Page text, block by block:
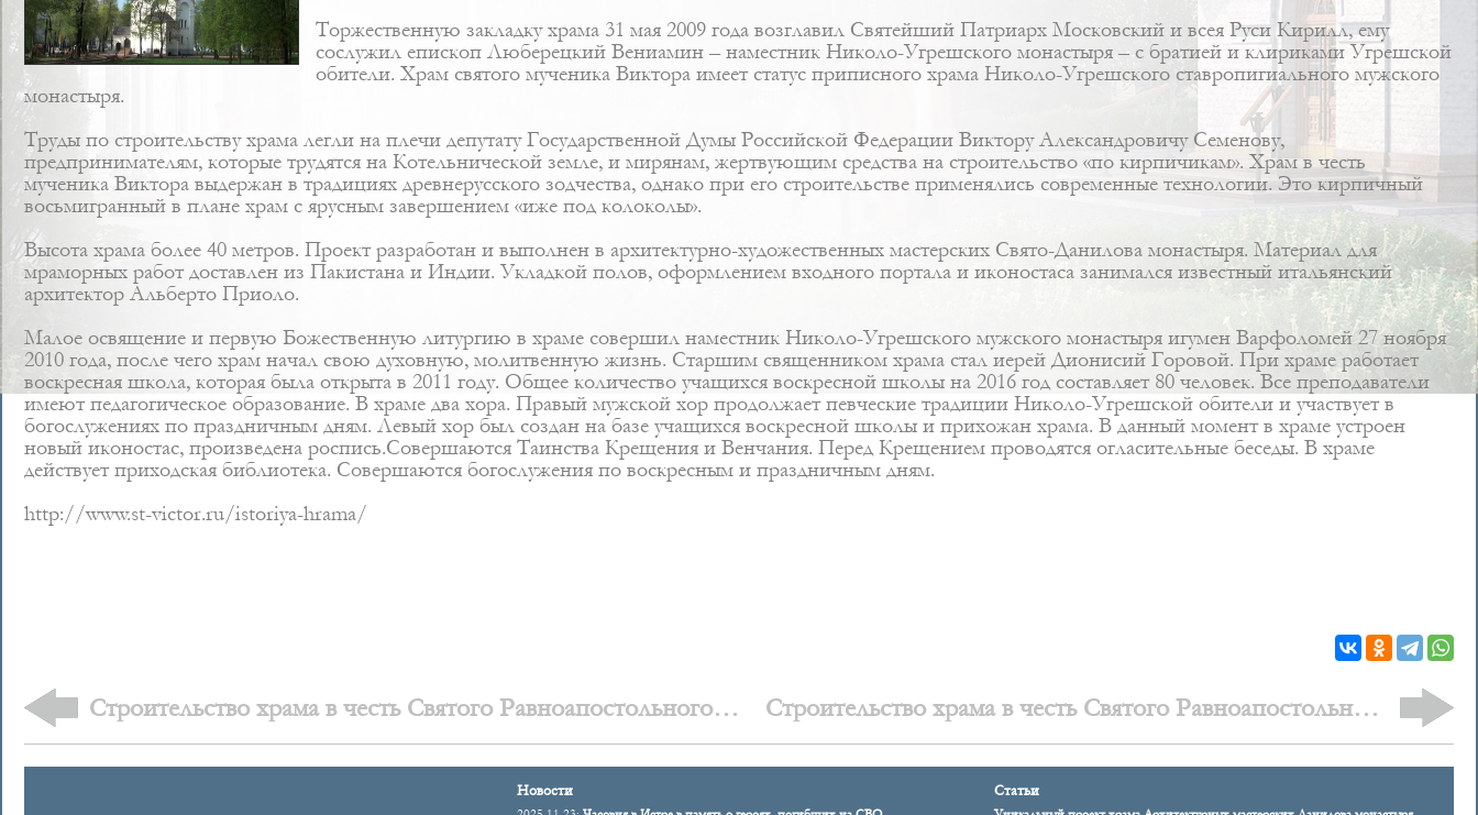
Торжественную закладку храма 31 мая 2009 года возглавил Святейший Патриарх Московский и всея Руси Кирилл, ему
сослужил епископ Люберецкий Вениамин – наместник Николо-Угрешского монастыря – с братией и клириками Угрешской
обители. Храм святого мученика Виктора имеет статус приписного храма Николо-Угрешского ставропигиального мужского
монастыря.
Труды по строительству храма легли на плечи депутату Государственной Думы Российской Федерации Виктору Александровичу Семенову,
предпринимателям, которые трудятся на Котельнической земле, и мирянам, жертвующим средства на строительство «по кирпичикам». Храм в честь
мученика Виктора выдержан в традициях древнерусского зодчества, однако при его строительстве применялись современные технологии. Это кирпичный
восьмигранный в плане храм с ярусным завершением «иже под колоколы».
Высота храма более 40 метров. Проект разработан и выполнен в архитектурно-художественных мастерских Свято-Данилова монастыря. Материал для
мраморных работ доставлен из Пакистана и Индии. Укладкой полов, оформлением входного портала и иконостаса занимался известный итальянский
архитектор Альберто Приоло.
Малое освящение и первую Божественную литургию в храме совершил наместник Николо-Угрешского мужского монастыря игумен Варфоломей 27 ноября
2010 года, после чего храм начал свою духовную, молитвенную жизнь. Старшим священником храма стал иерей Дионисий Горовой. При храме работает
воскресная школа, которая была открыта в 2011 году. Общее количество учащихся воскресной школы на 2016 год составляет 80 человек. Все преподаватели
имеют педагогическое образование. В храме два хора. Правый мужской хор продолжает певческие традиции Николо-Угрешской обители и участвует в
богослужениях по праздничным дням. Левый хор был создан на базе учащихся воскресной школы и прихожан храма. В данный момент в храме устроен
новый иконостас, произведена роспись.Совершаются Таинства Крещения и Венчания. Перед Крещением проводятся огласительные беседы. В храме
действует приходская библиотека. Совершаются богослужения по воскресным и праздничным дням.
http://www.st-victor.ru/istoriya-hrama/
Строительство храма в честь Святого Равноапостольного
Строительство храма в честь Святого Равноапостольного
Новости Статьи